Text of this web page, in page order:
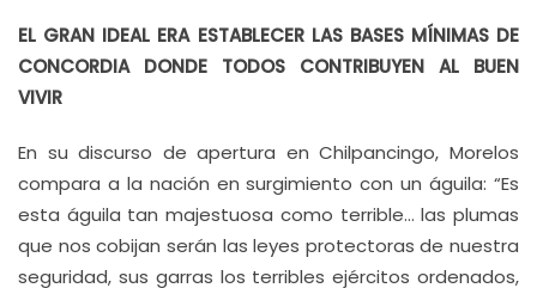
EL GRAN IDEAL ERA ESTABLECER LAS BASES MÍNIMAS DE
CONCORDIA DONDE TODOS CONTRIBUYEN AL BUEN
VIVIR
En su discurso de apertura en Chilpancingo, Morelos
compara a la nación en surgimiento con un águila: “Es
esta águila tan majestuosa como terrible… las plumas
que nos cobijan serán las leyes protectoras de nuestra
seguridad, sus garras los terribles ejércitos ordenados,